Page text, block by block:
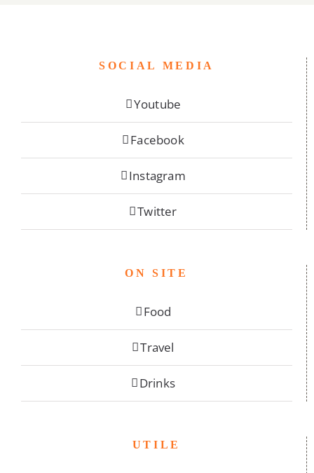
SOCIAL MEDIA
Youtube
Facebook
Instagram
Twitter
ON SITE
Food
Travel
Drinks
UTILE